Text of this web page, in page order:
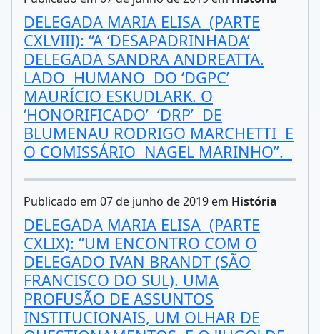
DELEGADA MARIA ELISA (PARTE
CXLVIII): “A ‘DESAPADRINHADA’
DELEGADA SANDRA ANDREATTA.
LADO HUMANO DO ‘DGPC’
MAURÍCIO ESKUDLARK. O
‘HONORIFICADO’ ‘DRP’ DE
BLUMENAU RODRIGO MARCHETTI E
O COMISSÁRIO NAGEL MARINHO”.
Publicado em 07 de junho de 2019 em História
DELEGADA MARIA ELISA (PARTE
CXLIX): “UM ENCONTRO COM O
DELEGADO IVAN BRANDT (SÃO
FRANCISCO DO SUL). UMA
PROFUSÃO DE ASSUNTOS
INSTITUCIONAIS, UM OLHAR DE